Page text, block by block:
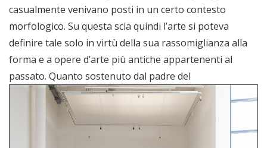
casualmente venivano posti in un certo contesto
morfologico. Su questa scia quindi l’arte si poteva
definire tale solo in virtù della sua rassomiglianza alla
forma e a opere d’arte più antiche appartenenti al
passato. Quanto sostenuto dal padre del